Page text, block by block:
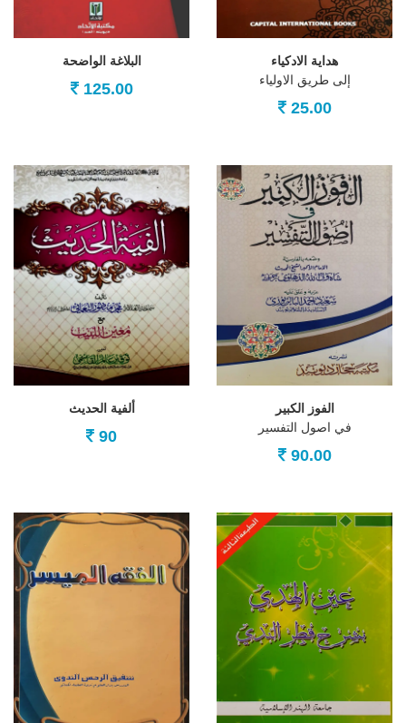
البلاغة الواضحة
125.00
هداية الادكياء
إلى طريق الاولياء
25.00
ألفية الحديث
90
الفوز الكبير
في اصول التفسير
90.00